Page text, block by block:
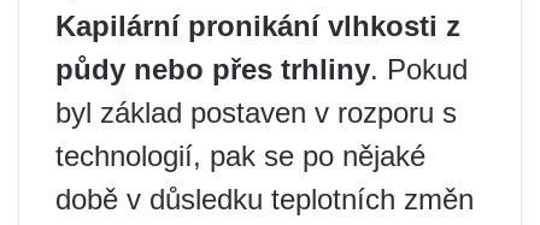
Kapilární pronikání vlhkosti z
půdy nebo přes trhliny. Pokud
byl základ postaven v rozporu s
technologií, pak se po nějaké
době v důsledku teplotních změn